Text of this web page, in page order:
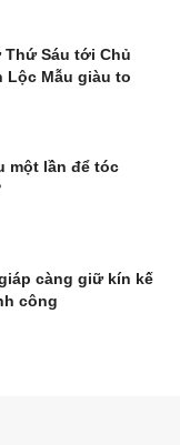
Sáu tới Chủ
Lộc Mẫu giàu to
một lần để tóc
càng giữ kín kế
công